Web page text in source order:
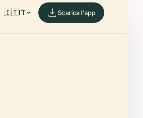
🇮🇹IT Scarica l'app